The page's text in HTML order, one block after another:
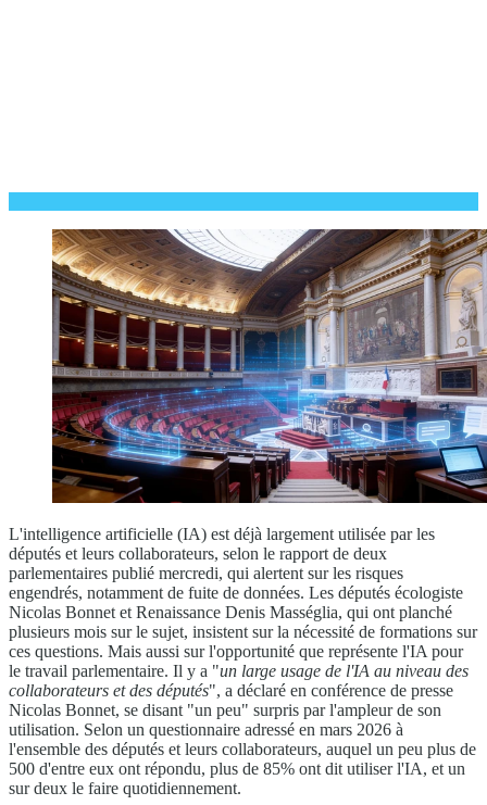
L'intelligence artificielle (IA) est déjà largement utilisée par les
députés et leurs collaborateurs, selon le rapport de deux
parlementaires publié mercredi, qui alertent sur les risques
engendrés, notamment de fuite de données. Les députés écologiste
Nicolas Bonnet et Renaissance Denis Masséglia, qui ont planché
plusieurs mois sur le sujet, insistent sur la nécessité de formations sur
ces questions. Mais aussi sur l'opportunité que représente l'IA pour
le travail parlementaire. Il y a "un large usage de l'IA au niveau des
collaborateurs et des députés", a déclaré en conférence de presse
Nicolas Bonnet, se disant "un peu" surpris par l'ampleur de son
utilisation. Selon un questionnaire adressé en mars 2026 à
l'ensemble des députés et leurs collaborateurs, auquel un peu plus de
500 d'entre eux ont répondu, plus de 85% ont dit utiliser l'IA, et un
sur deux le faire quotidiennement.